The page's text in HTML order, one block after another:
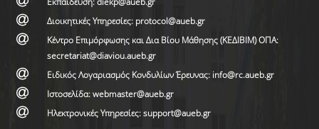
Διοικητικές Υπηρεσίες: protocol@aueb.gr
Κέντρο Επιμόρφωσης και Δια Βίου Μάθησης (ΚΕΔΙΒΙΜ) ΟΠΑ:
secretariat@diaviou.aueb.gr
Ειδικός Λογαριασμός Κονδυλίων Έρευνας: info@rc.aueb.gr
Ιστοσελίδα: webmaster@aueb.gr
Ηλεκτρονικές Υπηρεσίες: support@aueb.gr